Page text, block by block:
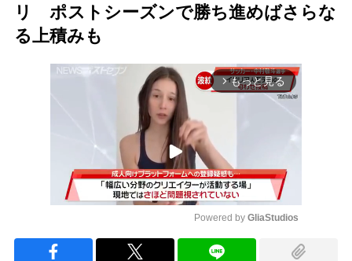
リ ポストシーズンで勝ち進めばさらな
る上積みも
arrow_forward_ios もっと見る
Powered by GliaStudios